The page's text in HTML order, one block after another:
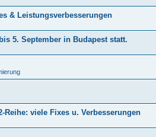
& Leistungsverbesserungen
5. September in Budapest statt.
Reihe: viele Fixes u. Verbesserungen